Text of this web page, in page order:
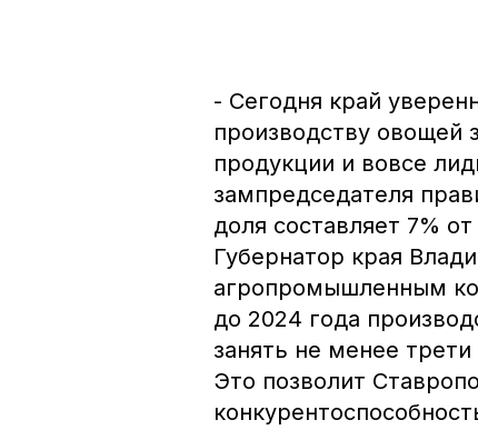
- Сегодня край
производству овощей
продукции и вовсе
зампредседателя
доля составляет 7%
Губернатор края
агропромышленным
до 2024 года
занять не менее
Это позволит